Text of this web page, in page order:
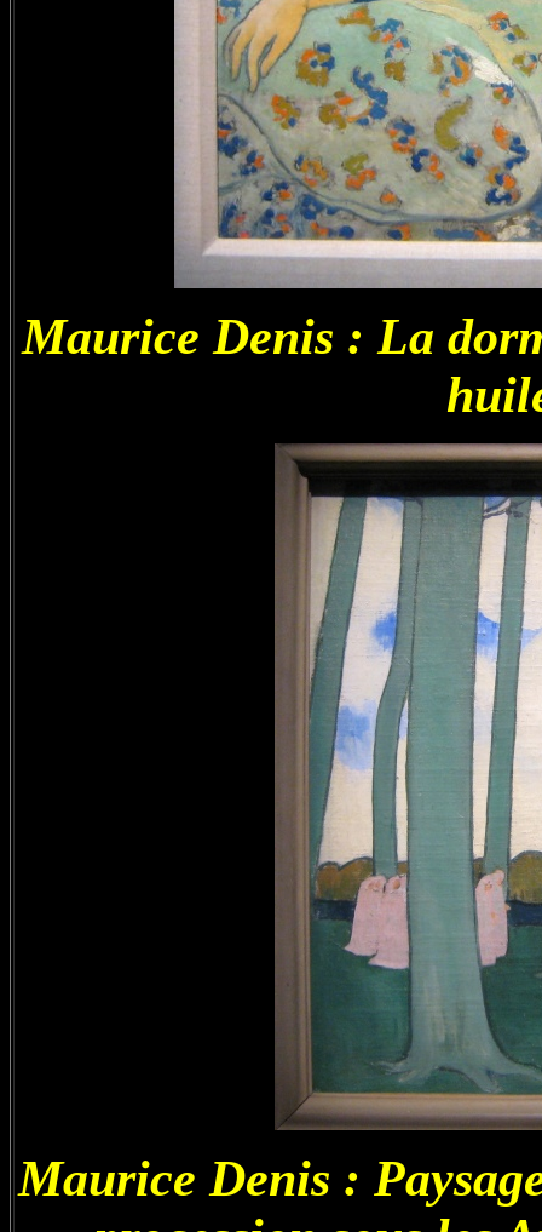
Maurice Denis : La
Maurice Denis :